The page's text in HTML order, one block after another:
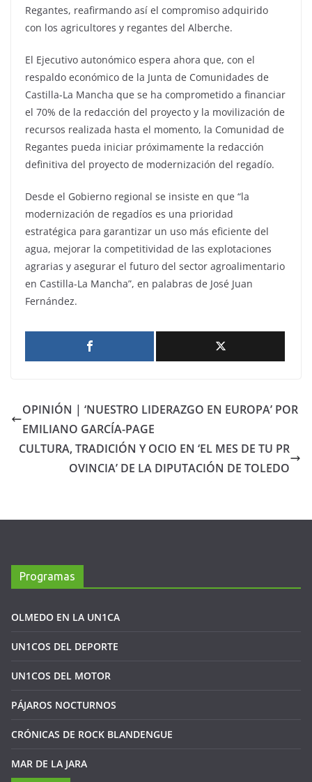
Regantes, reafirmando así el compromiso adquirido
con los agricultores y regantes del Alberche.
El Ejecutivo autonómico espera ahora que, con el
respaldo económico de la Junta de Comunidades de
Castilla-La Mancha que se ha comprometido a financiar
el 70% de la redacción del proyecto y la movilización de
recursos realizada hasta el momento, la Comunidad de
Regantes pueda iniciar próximamente la redacción
definitiva del proyecto de modernización del regadío.
Desde el Gobierno regional se insiste en que “la
modernización de regadíos es una prioridad
estratégica para garantizar un uso más eficiente del
agua, mejorar la competitividad de las explotaciones
agrarias y asegurar el futuro del sector agroalimentario
en Castilla-La Mancha”, en palabras de José Juan
Fernández.
OPINIÓN | ‘NUESTRO LIDERAZGO EN EUROPA’ POR
EMILIANO GARCÍA-PAGE
CULTURA, TRADICIÓN Y OCIO EN ‘EL MES DE TU PR
OVINCIA’ DE LA DIPUTACIÓN DE TOLEDO
Programas
OLMEDO EN LA UN1CA
UN1COS DEL DEPORTE
UN1COS DEL MOTOR
PÁJAROS NOCTURNOS
CRÓNICAS DE ROCK BLANDENGUE
MAR DE LA JARA